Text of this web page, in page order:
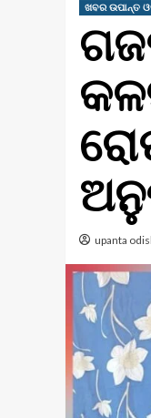
ଖବର ଉପାନ୍ତ
upanta